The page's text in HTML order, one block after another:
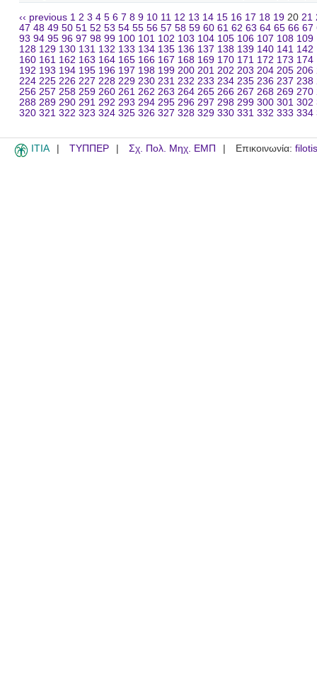
‹‹ previous 1 2 3 4 5 6 7 8 9 10 11 12 13 14 15 16 17 18 19 20 21
47 48 49 50 51 52 53 54 55 56 57 58 59 60 61 62 63 64 65 66 67
93 94 95 96 97 98 99 100 101 102 103 104 105 106 107 108 109
128 129 130 131 132 133 134 135 136 137 138 139 140 141 142
160 161 162 163 164 165 166 167 168 169 170 171 172 173 174
192 193 194 195 196 197 198 199 200 201 202 203 204 205 206
224 225 226 227 228 229 230 231 232 233 234 235 236 237 238
256 257 258 259 260 261 262 263 264 265 266 267 268 269 270
288 289 290 291 292 293 294 295 296 297 298 299 300 301 302
320 321 322 323 324 325 326 327 328 329 330 331 332 333 334
ITIA ΤΥΠΠΕΡ Σχ. Πολ. Μηχ. ΕΜΠ Επικοινωνία: